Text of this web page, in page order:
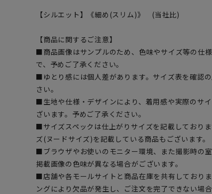
【シルエット】《細め(スリム)》 (当社比)
【商品に関するご注意】
■商品画像はサンプルのため、色味やサイズ等の仕
で、予めご了承ください。
■ゆとり感には個人差があります。サイズ表を確認
さい。
■生地や仕様・デザインにより、着用感や実際のサ
ざいます。予めご了承ください。
■サイズスペックは仕上がりサイズを記載しており
ズ(ヌードサイズ)を記載している商品もございます。
■ブラウザやお使いのモニター環境、また撮影時の
掲載画像の色味が異なる場合がございます。
■店舗や各モールサイトと商品在庫を共有しており
ングにより欠品が発生し、ご注文を完了できない場